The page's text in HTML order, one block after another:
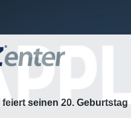
feiert seinen 20. Geburtstag